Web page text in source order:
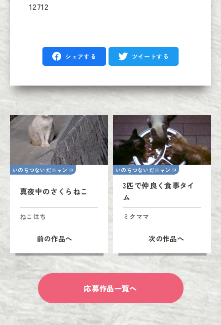
12712
シェアする ツイートする
いのちつないだニャンコ
真夜中のさくらねこ
ねこはち
前の作品へ
いのちつないだニャンコ
3匹で仲良く食事タイ
ム
ミクママ
次の作品へ
応募作品一覧へ